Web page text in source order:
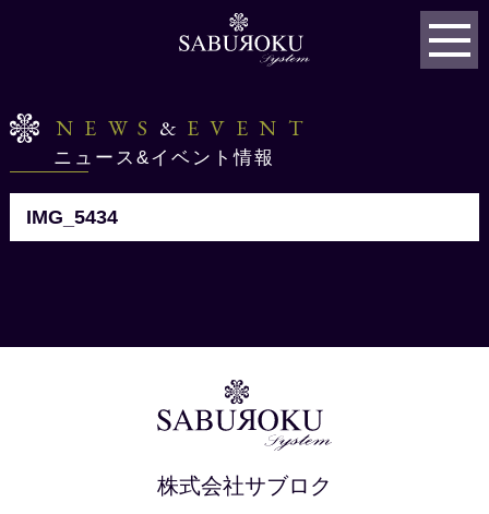
NEWS & EVENT
ニュース&イベント情報
IMG_5434
株式会社サブロク